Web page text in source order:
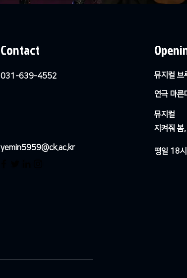
Contact
031-639-4552 뮤지컬 브
연극 마른
​뮤지컬
지켜줘 봄
yemin5959@ck.ac.kr 평일 18